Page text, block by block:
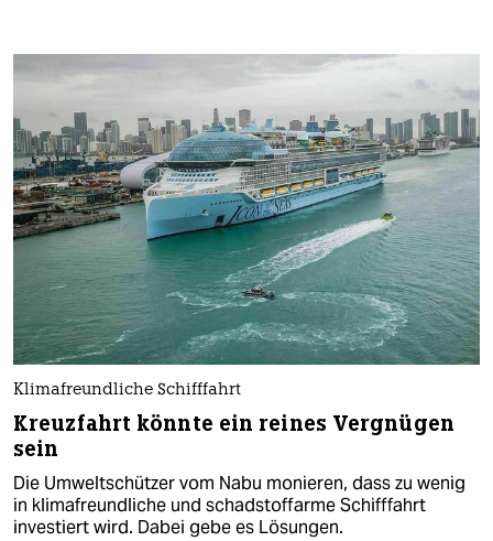
Klimafreundliche Schifffahrt
Kreuzfahrt könnte ein reines Vergnügen
sein
Die Umweltschützer vom Nabu monieren, dass zu wenig
in klimafreundliche und schadstoffarme Schifffahrt
investiert wird. Dabei gebe es Lösungen.